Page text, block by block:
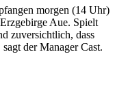
morgen (14 Uhr)
Aue. Spielt
zuversichtlich, dass
der Manager Cast.